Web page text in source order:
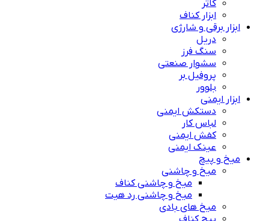
کاتر
ابزار کناف
ابزار برقی و شارژی
دریل
سنگ فرز
سشوار صنعتی
پروفیل بر
بلوور
ابزار ایمنی
دستکش ایمنی
لباس کار
کفش ایمنی
عینک ایمنی
میخ و پیچ
میخ و چاشنی
میخ و چاشنی کناف
میخ و چاشنی رد هیت
میخ های بادی